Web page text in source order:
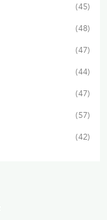
45
48
47
44
47
57
42